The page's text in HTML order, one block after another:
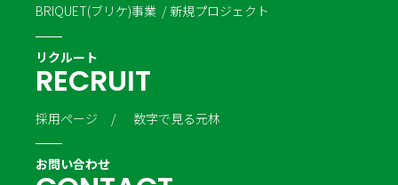
BRIQUET(ブリケ)事業
新規プロジェクト
リクルート
RECRUIT
採用ページ 数字で見る元林
お問い合わせ